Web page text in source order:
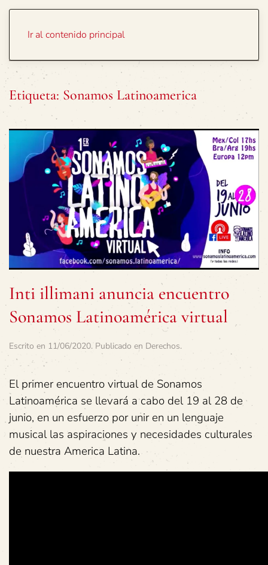
Ir al contenido principal
Etiqueta: Sonamos Latinoamerica
Inti illimani anuncia encuentro
Sonamos Latinoamérica virtual
Escrito en 11/06/2020. Publicado en Derechos.
El primer encuentro virtual de Sonamos
Latinoamérica se llevará a cabo del 19 al 28 de
junio, en un esfuerzo por unir en un lenguaje
musical las aspiraciones y necesidades culturales
de nuestra America Latina.